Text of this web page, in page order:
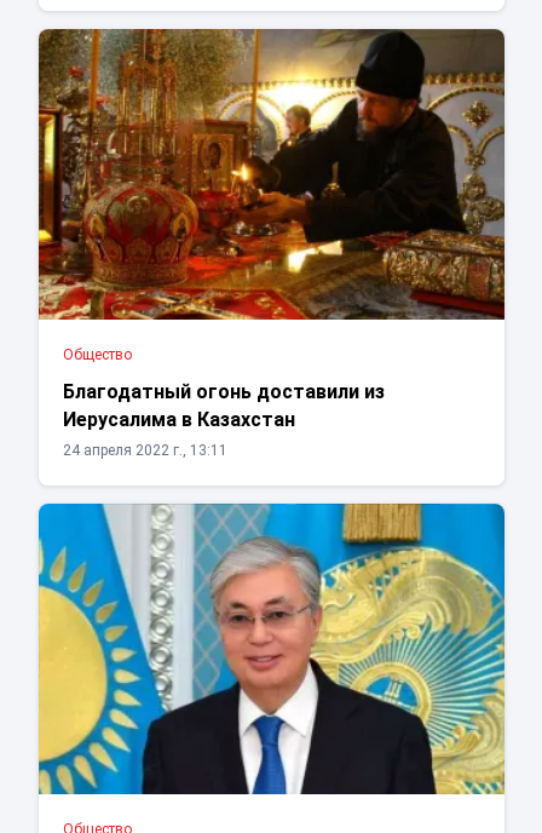
Общество
Благодатный огонь доставили из
Иерусалима в Казахстан
24 апреля 2022 г., 13:11